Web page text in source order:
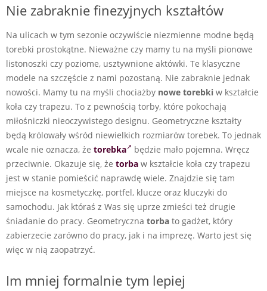
Nie zabraknie finezyjnych kształtów
Na ulicach w tym sezonie oczywiście niezmienne modne będą
torebki prostokątne. Nieważne czy mamy tu na myśli pionowe
listonoszki czy poziome, usztywnione aktówki. Te klasyczne
modele na szczęście z nami pozostaną. Nie zabraknie jednak
nowości. Mamy tu na myśli chociażby nowe torebki w kształcie
koła czy trapezu. To z pewnością torby, które pokochają
miłośniczki nieoczywistego designu. Geometryczne kształty
będą królowały wśród niewielkich rozmiarów torebek. To jednak
wcale nie oznacza, że torebka
będzie mało pojemna. Wręcz
przeciwnie. Okazuje się, że torba w kształcie koła czy trapezu
jest w stanie pomieścić naprawdę wiele. Znajdzie się tam
miejsce na kosmetyczkę, portfel, klucze oraz kluczyki do
samochodu. Jak któraś z Was się uprze zmieści też drugie
śniadanie do pracy. Geometryczna torba to gadżet, który
zabierzecie zarówno do pracy, jak i na imprezę. Warto jest się
więc w nią zaopatrzyć.
Im mniej formalnie tym lepiej